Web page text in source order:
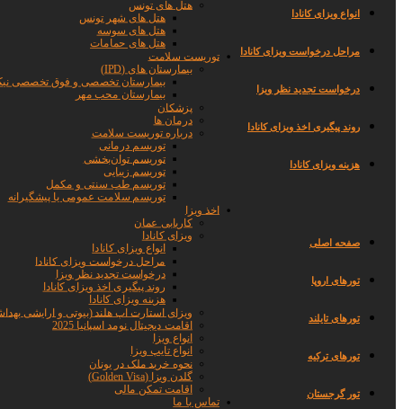
انواع ویزای کانادا
مراحل درخواست ویزای کانادا
درخواست تجدید نظر ویزا
روند پیگیری اخذ ویزای کانادا
هزینه ویزای کانادا
صفحه اصلی
تورهای اروپا
تورهای تایلند
تورهای ترکیه
تور گرجستان
هتل های تونس
هتل های شهر تونس
هتل های سوسه
هتل های حمامات
توریست سلامت
بیمارستان های (IPD)
بیمارستان تخصصی و فوق تخصصی
بیمارستان محب مهر
پزشکان
درمان ها
درباره توریست سلامت
توریسم درمانی
توریسم توان‌بخشی
توریسم زیبایی
توریسم طب سنتی و مکمل
توریسم سلامت عمومی یا پیشگیرانه
اخذ ویزا
کاریابی عمان
ویزای کانادا
انواع ویزای کانادا
مراحل درخواست ویزای کانادا
درخواست تجدید نظر ویزا
روند پیگیری اخذ ویزای کانادا
هزینه ویزای کانادا
ویزای استارت اپ هلند (بیوتی و ارایشی
اقامت دیجیتال نومد اسپانیا 2025
انواع ویزا
انواع تایپ ویزا
نحوه خرید ملک در یونان
گلدن ویزا (Golden Visa)
اقامت تمکن مالی
تماس با ما